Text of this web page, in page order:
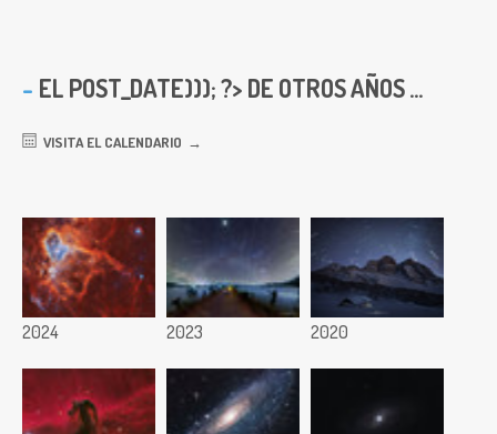
EL POST_DATE))); ?> DE OTROS AÑOS ...
VISITA EL CALENDARIO
2024 2023 2020